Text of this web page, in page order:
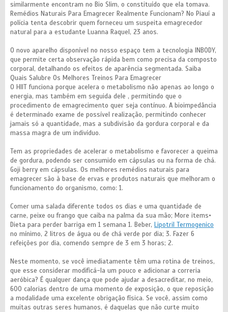
similarmente encontram no Bio Slim, o constituído que ela tomava.
Remédios Naturais Para Emagrecer Realmente Funcionam? No Piauí a
polícia tenta descobrir quem forneceu um suspeita emagrecedor
natural para a estudante Luanna Raquel, 23 anos.
O novo aparelho disponível no nosso espaço tem a tecnologia INBODY,
que permite certa observação rápida bem como precisa da composto
corporal, detalhando os efeitos de aparência segmentada. Saiba
Quais Salubre Os Melhores Treinos Para Emagrecer
O HIIT funciona porque acelera o metabolismo não apenas ao longo o
energia, mas também em seguida dele , permitindo que o
procedimento de emagrecimento quer seja contínuo. A bioimpedância
é determinado exame de possível realização, permitindo conhecer
jamais só a quantidade, mas a subdivisão da gordura corporal e da
massa magra de um indivíduo.
Tem as propriedades de acelerar o metabolismo e favorecer a queima
de gordura, podendo ser consumido em cápsulas ou na forma de chá.
Goji berry em cápsulas. Os melhores remédios naturais para
emagrecer são à base de ervas e produtos naturais que melhoram o
funcionamento do organismo, como: 1.
Comer uma salada diferente todos os dias e uma quantidade de
carne, peixe ou frango que caiba na palma da sua mão; More items•
Dieta para perder barriga em 1 semana 1. Beber, Lipotril Termogenico
no mínimo, 2 litros de água ou de chá verde por dia; 3. Fazer 6
refeições por dia, comendo sempre de 3 em 3 horas; 2.
Neste momento, se você imediatamente têm uma rotina de treinos,
que esse considerar modificá-la um pouco e adicionar a correria
aeróbica? É qualquer dança que pode ajudar a desacreditar, no meio,
600 calorias dentro de uma momento de exposição, o que reposição
a modalidade uma excelente obrigação física. Se você, assim como
muitas outras seres humanos, é daquelas que não curte muito